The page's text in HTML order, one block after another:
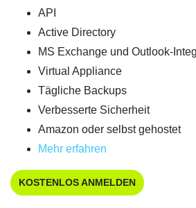
API
Active Directory
MS Exchange und Outlook-
Virtual Appliance
Tägliche Backups
Verbesserte Sicherheit
Amazon oder selbst gehostet
Mehr erfahren
KOSTENLOS ANMELDEN